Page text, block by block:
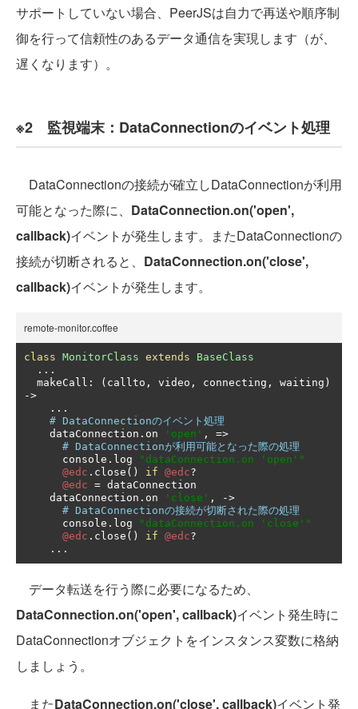
サポートしていない場合、PeerJSは自力で再送や順序制
御を行って信頼性のあるデータ通信を実現します（が、
遅くなります）。
※2 監視端末：DataConnectionのイベント処理
DataConnectionの接続が確立しDataConnectionが利用
可能となった際に、 DataConnection.on('open',
callback)イベントが発生します。またDataConnectionの
接続が切断されると、 DataConnection.on('close',
callback)イベントが発生します。
remote-monitor.coffee
class MonitorClass extends
BaseClass
...
  makeCall
: ( callto , video , connecting , waiting )
->
...
# DataConnectionのイベント処理
    dataConnection
. on 'open' ,
=>
# DataConnectionが利用可能となった際の処理
      console
. log
"dataConnection.on 'open'"
@edc . close () if @edc?
@edc = dataConnection
    dataConnection
. on 'close' ,
->
# DataConnectionの接続が切断された際の処理
      console
. log
"dataConnection.on 'close'"
@edc . close () if @edc?
...
データ転送を行う際に必要になるため、
DataConnection.on('open', callback)イベント発生時に
DataConnectionオブジェクトをインスタンス変数に格納
しましょう。
またDataConnection.on('close', callback)イベント発